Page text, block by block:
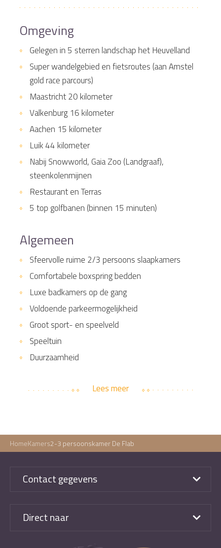
Omgeving
Gelegen in 5 sterren landschap het Heuvelland
Super wandelgebied en fietsroutes (aan Amstel
gold race parcours)
Maastricht 20 kilometer
Valkenburg 16 kilometer
Aachen 15 kilometer
Luik 44 kilometer
Nabij Snowworld, Gaia Zoo (Landgraaf),
steenkolenmijnen
Restaurant en Terras
5 top golfbanen (binnen 15 minuten)
Algemeen
Sfeervolle ruime 2/3 persoons slaapkamers
Comfortabele boxspring bedden
Luxe badkamers op de gang
Voldoende parkeermogelijkheid
Groot sport- en speelveld
Speeltuin
Duurzaamheid
Lees meer
HomeKamers2-3 persoonskamer De Flab
Contact gegevens
Direct naar